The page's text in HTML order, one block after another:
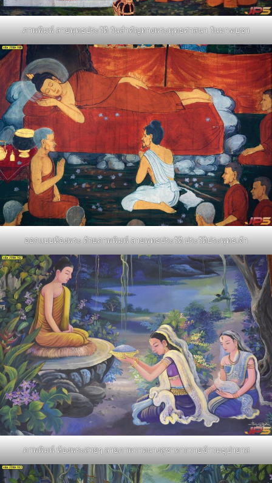
ภาพพิมพ์ ลายพุทธประวัติ วันสำคัญทางพระพุทธศาสนา วันมาฆบูชา
ออกแบบห้องพระ ด้วยภาพพิมพ์ ลายพุทธประวัติ ประวัติประพุทธเจ้า
ภาพพิมพ์ ห้องพระสวยๆ ลายภาพวาดนางสุชาดาถวายข้าวมธุปายาส